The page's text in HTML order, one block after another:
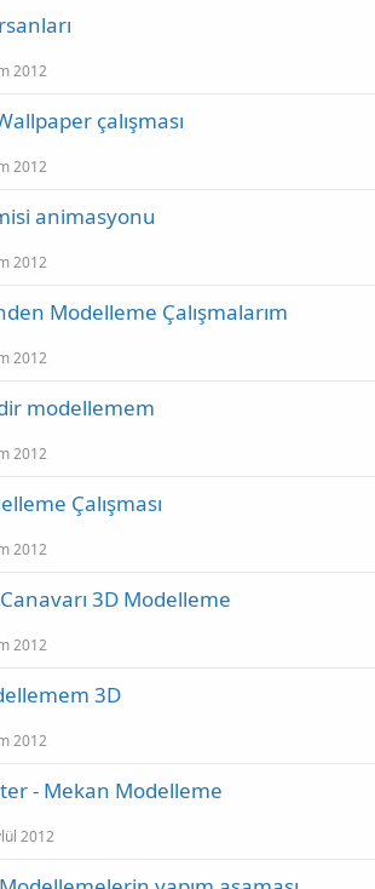
2012
çalışması
2012
animasyonu
2012
Modelleme Çalışmalarım
2012
modellemem
2012
Çalışması
2012
3D Modelleme
2012
3D
2012
- Mekan Modelleme
2012